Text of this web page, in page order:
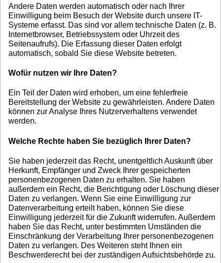
Andere Daten werden automatisch oder nach Ihrer
Einwilligung beim Besuch der Website durch unsere IT-
Systeme erfasst. Das sind vor allem technische Daten (z. B.
Internetbrowser, Betriebssystem oder Uhrzeit des
Seitenaufrufs). Die Erfassung dieser Daten erfolgt
automatisch, sobald Sie diese Website betreten.
Wofür nutzen wir Ihre Daten?
Ein Teil der Daten wird erhoben, um eine fehlerfreie
Bereitstellung der Website zu gewährleisten. Andere Daten
können zur Analyse Ihres Nutzerverhaltens verwendet
werden.
Welche Rechte haben Sie bezüglich Ihrer Daten?
Sie haben jederzeit das Recht, unentgeltlich Auskunft über
Herkunft, Empfänger und Zweck Ihrer gespeicherten
personenbezogenen Daten zu erhalten. Sie haben
außerdem ein Recht, die Berichtigung oder Löschung dieser
Daten zu verlangen. Wenn Sie eine Einwilligung zur
Datenverarbeitung erteilt haben, können Sie diese
Einwilligung jederzeit für die Zukunft widerrufen. Außerdem
haben Sie das Recht, unter bestimmten Umständen die
Einschränkung der Verarbeitung Ihrer personenbezogenen
Daten zu verlangen. Des Weiteren steht Ihnen ein
Beschwerderecht bei der zuständigen Aufsichtsbehörde zu.